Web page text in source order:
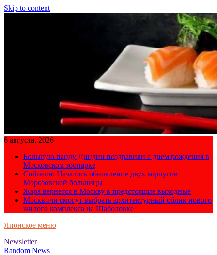
Skip to content
6 августа, 2026
Большую панду Диндин поздравили с днем рождения в
Московском зоопарке
Собянин: Началось обновление двух корпусов
Морозовской больницы
Жара вернется в Москву в предстоящие выходные
Москвичи смогут выбрать архитектурный облик нового
жилого комплекса на Шаболовке
Японское меню
Newsletter
Random News